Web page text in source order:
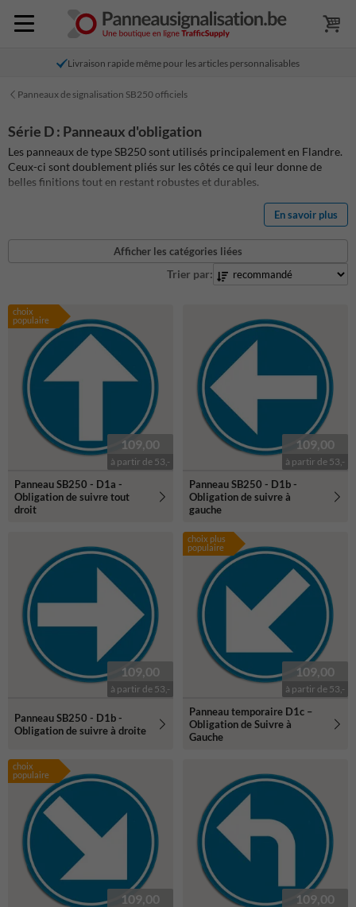
Livraison rapide même pour les articles personnalisables
Panneaux de signalisation SB250 officiels
Série D : Panneaux d'obligation
Les panneaux de type SB250 sont utilisés principalement en Flandre.
Ceux-ci sont doublement pliés sur les côtés ce qui leur donne de
belles finitions tout en restant robustes et durables.
Les panneaux d'obligation imposent l'usager à faire une action
obligatoire afin de ne pas enfreindre le code de la route. Ils indiquent
entre autres la sens de direction d'un rond point, la direction que
l'usager doit prendre sur certaines route ou bien encore que le voie
publique est partiellement réservé à la circulation des piétons. Vous
trouverez ci-dessous notre vaste de gamme de panneaux d'obligation.
En savoir plus
Afficher les catégories liées
Trier par:
choix
populaire
109,00
à partir de 53,-
Panneau SB250 - D1a -
Obligation de suivre tout
droit
109,00
à partir de 53,-
Panneau SB250 - D1b -
Obligation de suivre à
gauche
109,00
à partir de 53,-
Panneau SB250 - D1b -
Obligation de suivre à droite
choix plus
populaire
109,00
à partir de 53,-
Panneau temporaire D1c –
Obligation de Suivre à
Gauche
choix
populaire
109,00 109,00